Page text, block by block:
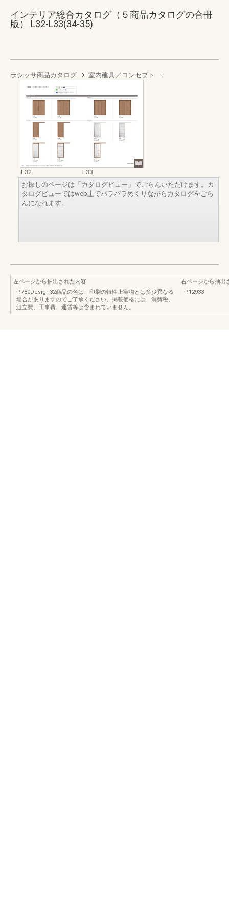
インテリア総合カタログ（５商品カタログの合冊
版） L32-L33(34-35)
ラシッサ商品カタログ 室内建具／コンセプト
L32
L33
お探しのページは「カタログビュー」でごらんいただけます。カ
タログビューではweb上でパラパラめくりながらカタログをごら
んになれます。
左ページから抽出された内容
P.780Design32商品の色は、印刷の特性上実物とは多少異なる
場合がありますのでご了承ください。掲載価格には、消費税、
組立費、工事費、運賃等は含まれていません。
右ページから抽出
P.12933